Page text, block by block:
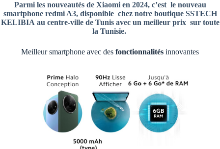
Parmi les nouveautés de Xiaomi en 2024, c’est le nouveau
smartphone redmi A3, disponible chez notre boutique SSTECH
KELIBIA au centre-ville de Tunis avec un meilleur prix sur toute
la Tunisie.
Meilleur smartphone avec des fonctionnalités innovantes